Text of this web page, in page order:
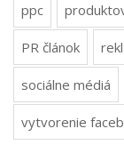
ppc
PR článok
sociálne médiá
vytvorenie